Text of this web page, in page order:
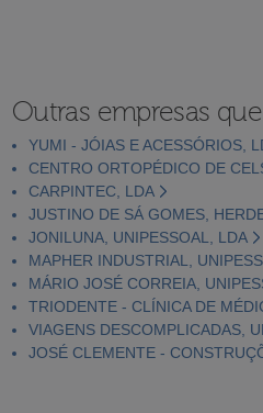
Outras empresas
YUMI - JÓIAS E ACESSÓRIOS,
CENTRO ORTOPÉDICO DE
CARPINTEC, LDA
JUSTINO DE SÁ GOMES,
JONILUNA, UNIPESSOAL, LDA
MAPHER INDUSTRIAL,
MÁRIO JOSÉ CORREIA,
TRIODENTE - CLÍNICA DE
VIAGENS DESCOMPLICADAS,
JOSÉ CLEMENTE -